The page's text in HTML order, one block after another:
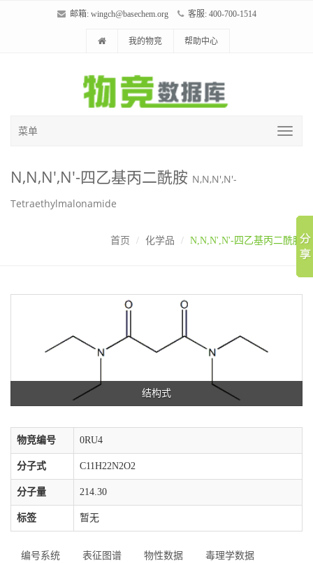
邮箱: wingch@basechem.org 客服: 400-700-1514
我的物竞 帮助中心
菜单
N,N,N',N'-四乙基丙二酰胺 N,N,N',N'-
Tetraethylmalonamide
首页 化学品 N,N,N',N'-四乙基丙二酰胺
结构式
物竞编号 0RU4
分子式 C11H22N2O2
分子量 214.30
标签 暂无
编号系统 表征图谱 物性数据
毒理学数据